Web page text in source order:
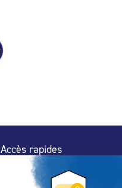
Accès rapides
Espace Presse